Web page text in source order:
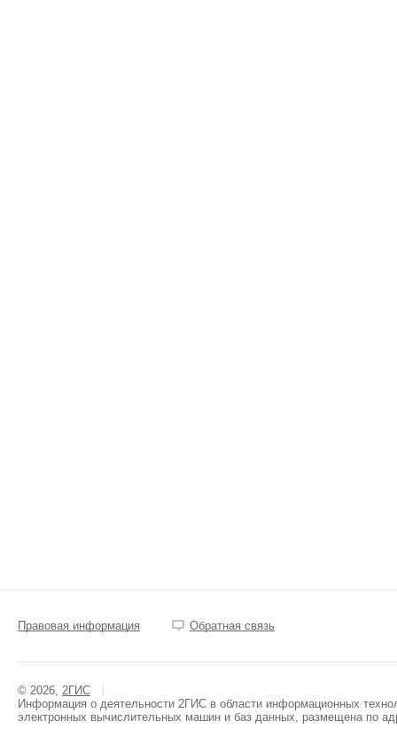
Правовая информация Обратная связь
© 2026, 2ГИС
Информация о деятельности 2ГИС в области информационных
электронных вычислительных машин и баз данных, размещена по